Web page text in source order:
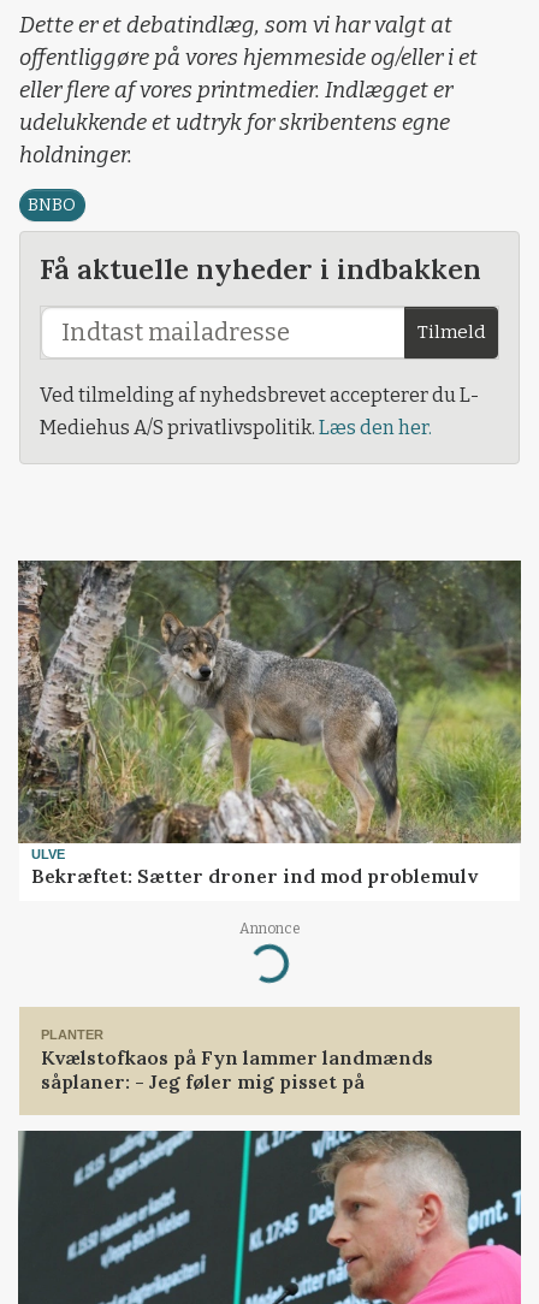
Dette er et debatindlæg, som vi har valgt at
offentliggøre på vores hjemmeside og/eller i et
eller flere af vores printmedier. Indlægget er
udelukkende et udtryk for skribentens egne
holdninger.
BNBO
Få aktuelle nyheder i indbakken
Tilmeld
Ved tilmelding af nyhedsbrevet accepterer du L-
Mediehus A/S privatlivspolitik. Læs den her.
ULVE
Bekræftet: Sætter droner ind mod problemulv
Annonce
Loading...
PLANTER
Kvælstofkaos på Fyn lammer landmænds
såplaner: - Jeg føler mig pisset på